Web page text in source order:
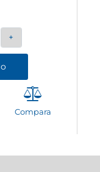
Compara